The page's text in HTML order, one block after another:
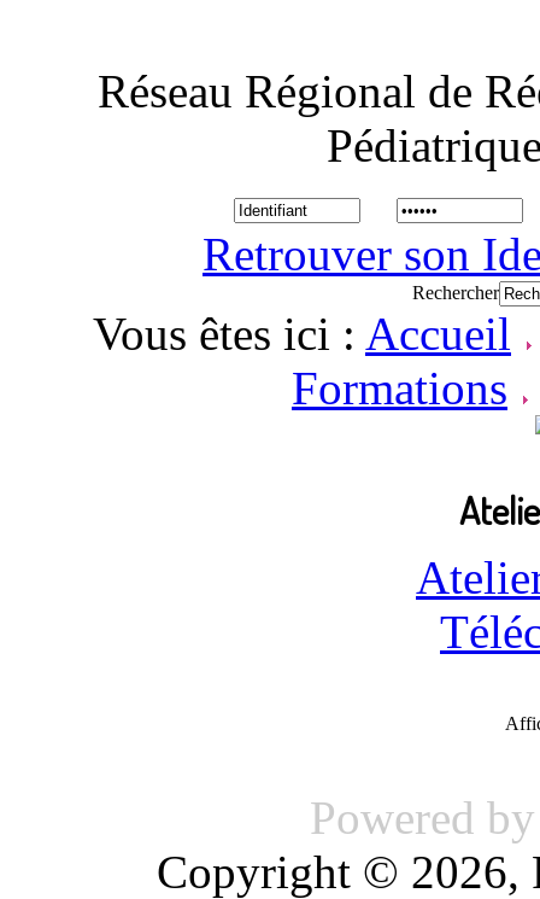
Réseau Régional de
Retrouver son
Rechercher
Vous êtes ici : Accueil
Formations
Powered
Copyright © 2026,